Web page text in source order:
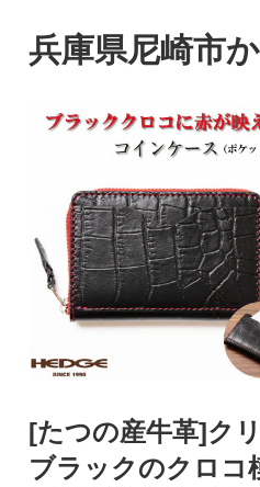
兵庫県尼崎市
[たつの産牛革]ク
ブラックのクロコ